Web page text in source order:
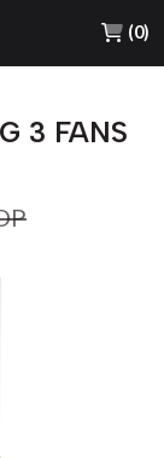
(0)
3 FANS